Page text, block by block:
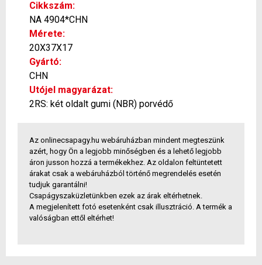
Cikkszám:
NA 4904*CHN
Mérete:
20X37X17
Gyártó:
CHN
Utójel magyarázat:
2RS: két oldalt gumi (NBR) porvédő
Az onlinecsapagy.hu webáruházban mindent megteszünk
azért, hogy Ön a legjobb minőségben és a lehető legjobb
áron jusson hozzá a termékekhez. Az oldalon feltüntetett
árakat csak a webáruházból történő megrendelés esetén
tudjuk garantálni!
Csapágyszaküzletünkben ezek az árak eltérhetnek.
A megjelenített fotó esetenként csak illusztráció. A termék a
valóságban ettől eltérhet!